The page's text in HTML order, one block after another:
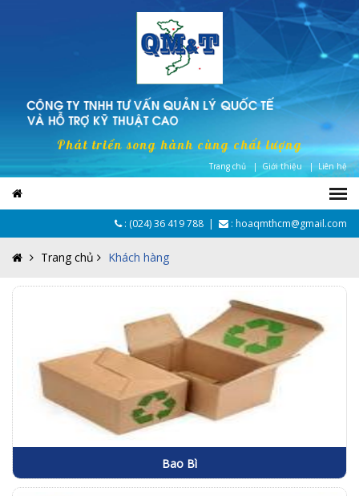
Phát triển song hành cùng chất lượng
Trang chủ | Giới thiệu | Liên hệ
: (024) 36 419 788 | : hoaqmthcm@gmail.com
Trang chủ Khách hàng
Bao Bì